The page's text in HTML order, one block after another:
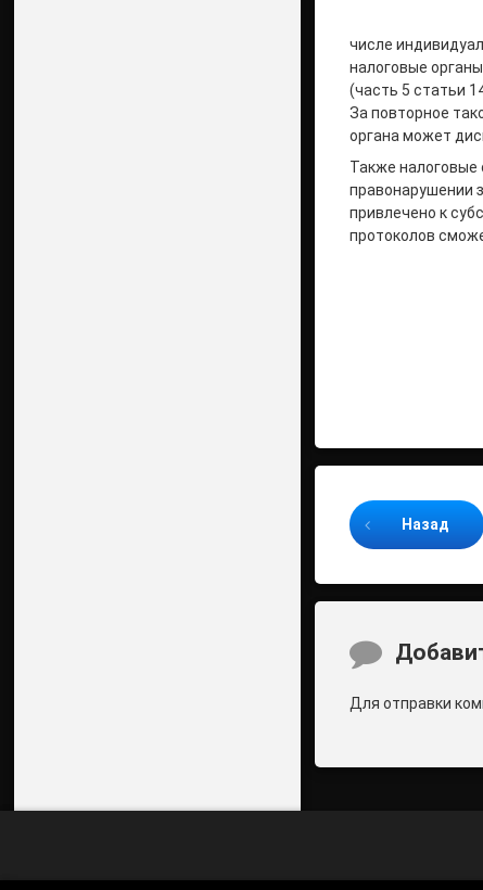
числе
налоговые
(часть 5 статьи
За повторное
органа может
Также налоговые
правонарушении
привлечено к
протоколов
Продолжайте
Назад
Для отправки